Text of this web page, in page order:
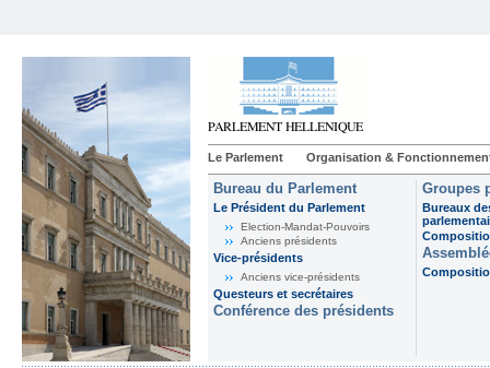
Le Parlement Organisation &
Bureau du Parlement
Le Président du Parlement
Election-Mandat-Pouvoirs
Anciens présidents
Vice-présidents
Anciens vice-présidents
Questeurs et secrétaires
Conférence des présidents
Groupes
Bureaux